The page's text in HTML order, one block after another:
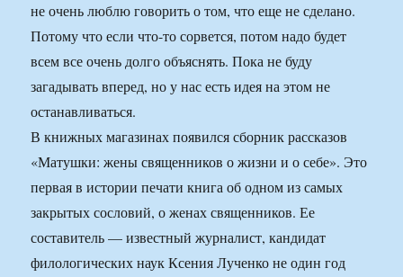
не очень люблю говорить о том, что еще не сделано.
Потому что если что-то сорвется, потом надо будет
всем все очень долго объяснять. Пока не буду
загадывать вперед, но у нас есть идея на этом не
останавливаться.
В книжных магазинах появился сборник рассказов
«Матушки: жены священников о жизни и о себе». Это
первая в истории печати книга об одном из самых
закрытых сословий, о женах священников. Ее
составитель — известный журналист, кандидат
филологических наук Ксения Лученко не один год